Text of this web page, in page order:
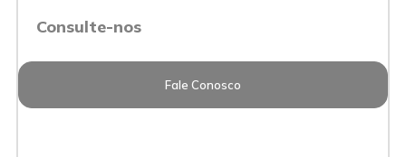
Consulte-nos
Fale Conosco